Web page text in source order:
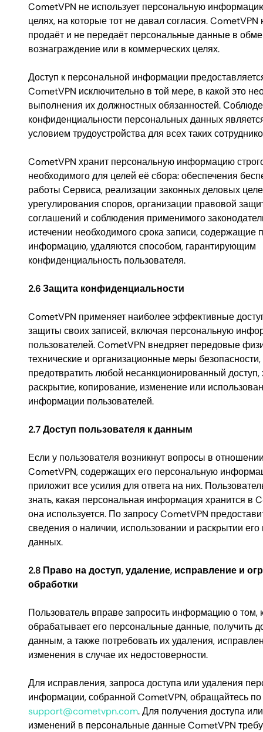
CometVPN не использует персональную
целях, на которые тот не давал согласия. CometVPN
продаёт и не передаёт персональные данные в
вознаграждение или в коммерческих целях.
Доступ к персональной информации
CometVPN исключительно в той мере, в какой это
выполнения их должностных обязанностей.
конфиденциальности персональных данных
условием трудоустройства для всех таких
CometVPN хранит персональную информацию
необходимого для целей её сбора: обеспечения
работы Сервиса, реализации законных деловых
урегулирования споров, организации правовой
соглашений и соблюдения применимого
истечении необходимого срока записи, содержащие
информацию, удаляются способом, гарантирующим
конфиденциальность пользователя.
2.6 Защита конфиденциальности
CometVPN применяет наиболее эффективные
защиты своих записей, включая персональную
пользователей. CometVPN внедряет передовые
технические и организационные меры
предотвратить любой несанкционированный доступ,
раскрытие, копирование, изменение или
информации пользователей.
2.7 Доступ пользователя к данным
Если у пользователя возникнут вопросы в
CometVPN, содержащих его персональную
приложит все усилия для ответа на них.
знать, какая персональная информация хранится в
она используется. По запросу CometVPN
сведения о наличии, использовании и раскрытии
данных.
2.8 Право на доступ, удаление, исправление и
обработки
Пользователь вправе запросить информацию о том,
обрабатывает его персональные данные, получить
данным, а также потребовать их удаления,
изменения в случае их недостоверности.
Для исправления, запроса доступа или удаления
информации, собранной CometVPN, обращайтесь по
support@cometvpn.com. Для получения доступа
изменений в персональные данные CometVPN